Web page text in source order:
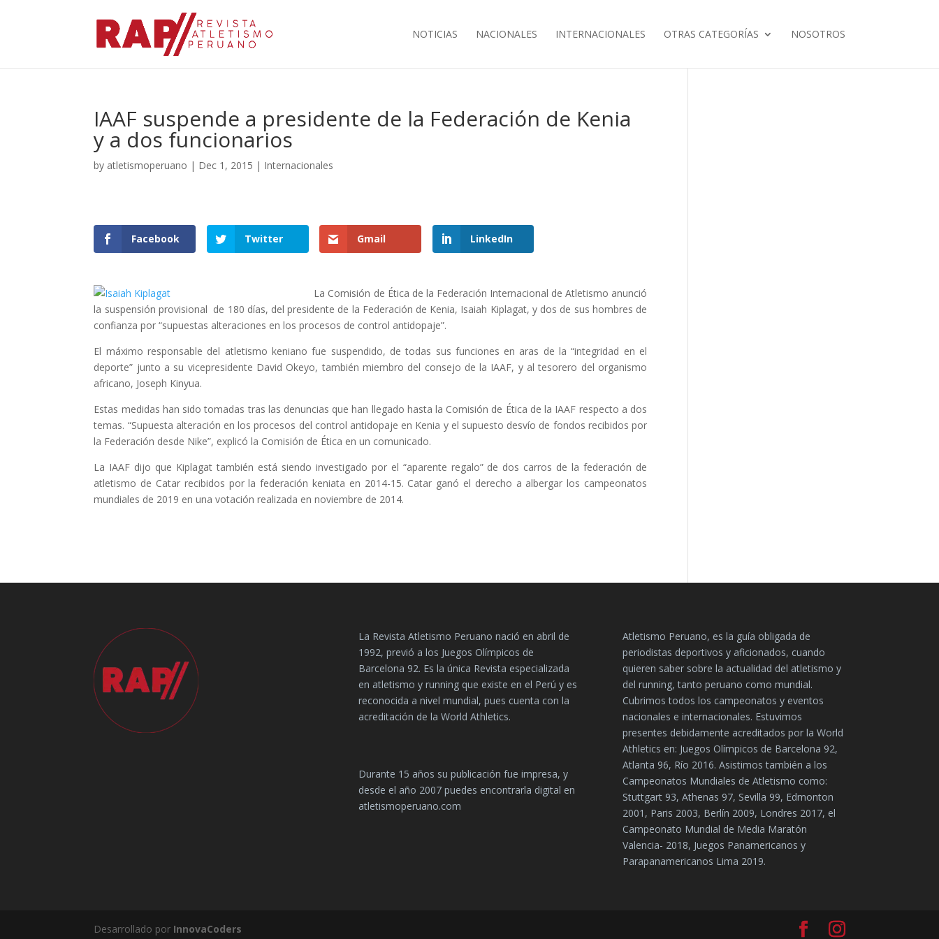
NOTICIAS NACIONALES INTERNACIONALES OTRAS CATEGORÍAS NOSOTROS
IAAF suspende a presidente de la Federación de Kenia
y a dos funcionarios
by atletismoperuano | Dec 1, 2015 | Internacionales
Facebook Twitter Gmail LinkedIn
La Comisión de Ética de la Federación Internacional de Atletismo anunció
la suspensión provisional de 180 días, del presidente de la Federación de Kenia, Isaiah Kiplagat, y dos de sus hombres de
confianza por “supuestas alteraciones en los procesos de control antidopaje”.
El máximo responsable del atletismo keniano fue suspendido, de todas sus funciones en aras de la “integridad en el
deporte” junto a su vicepresidente David Okeyo, también miembro del consejo de la IAAF, y al tesorero del organismo
africano, Joseph Kinyua.
Estas medidas han sido tomadas tras las denuncias que han llegado hasta la Comisión de Ética de la IAAF respecto a dos
temas. “Supuesta alteración en los procesos del control antidopaje en Kenia y el supuesto desvío de fondos recibidos por
la Federación desde Nike”, explicó la Comisión de Ética en un comunicado.
La IAAF dijo que Kiplagat también está siendo investigado por el “aparente regalo” de dos carros de la federación de
atletismo de Catar recibidos por la federación keniata en 2014-15. Catar ganó el derecho a albergar los campeonatos
mundiales de 2019 en una votación realizada en noviembre de 2014.
La Revista Atletismo Peruano nació en abril de
1992, previó a los Juegos Olímpicos de
Barcelona 92. Es la única Revista especializada
en atletismo y running que existe en el Perú y es
reconocida a nivel mundial, pues cuenta con la
acreditación de la World Athletics.
Durante 15 años su publicación fue impresa, y
desde el año 2007 puedes encontrarla digital en
atletismoperuano.com
Atletismo Peruano, es la guía obligada de
periodistas deportivos y aficionados, cuando
quieren saber sobre la actualidad del atletismo y
del running, tanto peruano como mundial.
Cubrimos todos los campeonatos y eventos
nacionales e internacionales. Estuvimos
presentes debidamente acreditados por la World
Athletics en: Juegos Olímpicos de Barcelona 92,
Atlanta 96, Río 2016. Asistimos también a los
Campeonatos Mundiales de Atletismo como:
Stuttgart 93, Athenas 97, Sevilla 99, Edmonton
2001, Paris 2003, Berlín 2009, Londres 2017, el
Campeonato Mundial de Media Maratón
Valencia- 2018, Juegos Panamericanos y
Parapanamericanos Lima 2019.
Desarrollado por InnovaCoders